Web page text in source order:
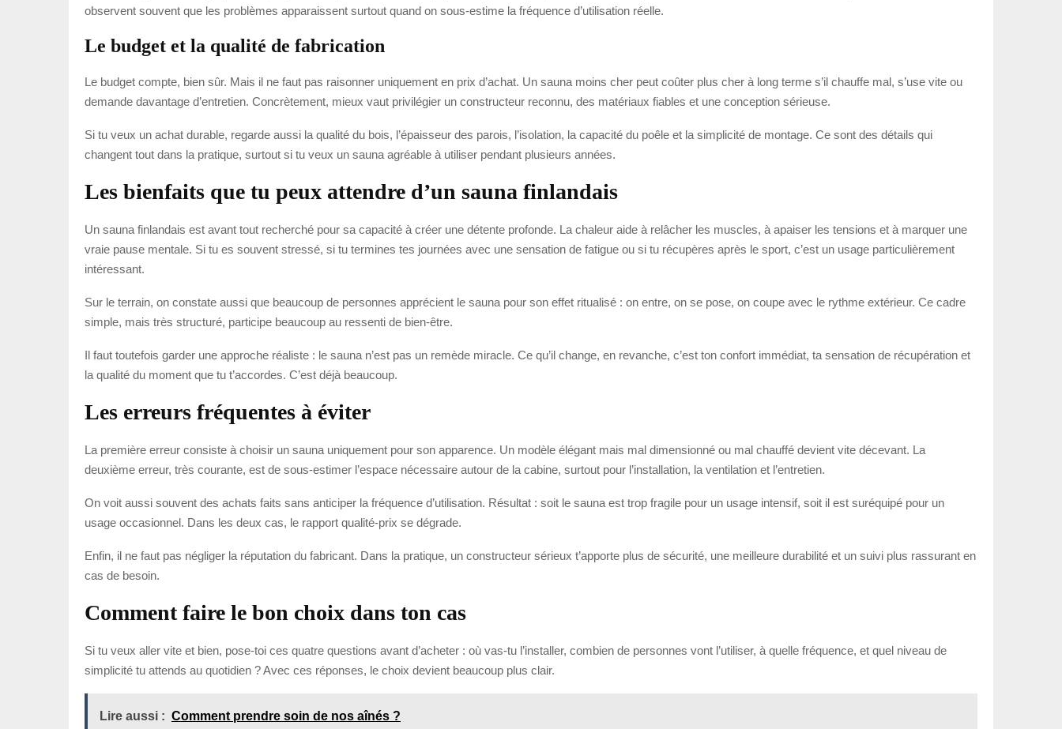
observent souvent que les problèmes apparaissent surtout quand on sous-estime la fréquence d’utilisation réelle.
Le budget et la qualité de fabrication
Le budget compte, bien sûr. Mais il ne faut pas raisonner uniquement en prix d’achat. Un sauna moins cher peut coûter plus cher à long terme s’il chauffe mal, s’use vite ou
demande davantage d’entretien. Concrètement, mieux vaut privilégier un constructeur reconnu, des matériaux fiables et une conception sérieuse.
Si tu veux un achat durable, regarde aussi la qualité du bois, l’épaisseur des parois, l’isolation, la capacité du poêle et la simplicité de montage. Ce sont des détails qui
changent tout dans la pratique, surtout si tu veux un sauna agréable à utiliser pendant plusieurs années.
Les bienfaits que tu peux attendre d’un sauna finlandais
Un sauna finlandais est avant tout recherché pour sa capacité à créer une détente profonde. La chaleur aide à relâcher les muscles, à apaiser les tensions et à marquer une
vraie pause mentale. Si tu es souvent stressé, si tu termines tes journées avec une sensation de fatigue ou si tu récupères après le sport, c’est un usage particulièrement
intéressant.
Sur le terrain, on constate aussi que beaucoup de personnes apprécient le sauna pour son effet ritualisé : on entre, on se pose, on coupe avec le rythme extérieur. Ce cadre
simple, mais très structuré, participe beaucoup au ressenti de bien-être.
Il faut toutefois garder une approche réaliste : le sauna n’est pas un remède miracle. Ce qu’il change, en revanche, c’est ton confort immédiat, ta sensation de récupération et
la qualité du moment que tu t’accordes. C’est déjà beaucoup.
Les erreurs fréquentes à éviter
La première erreur consiste à choisir un sauna uniquement pour son apparence. Un modèle élégant mais mal dimensionné ou mal chauffé devient vite décevant. La
deuxième erreur, très courante, est de sous-estimer l’espace nécessaire autour de la cabine, surtout pour l’installation, la ventilation et l’entretien.
On voit aussi souvent des achats faits sans anticiper la fréquence d’utilisation. Résultat : soit le sauna est trop fragile pour un usage intensif, soit il est suréquipé pour un
usage occasionnel. Dans les deux cas, le rapport qualité-prix se dégrade.
Enfin, il ne faut pas négliger la réputation du fabricant. Dans la pratique, un constructeur sérieux t’apporte plus de sécurité, une meilleure durabilité et un suivi plus rassurant en
cas de besoin.
Comment faire le bon choix dans ton cas
Si tu veux aller vite et bien, pose-toi ces quatre questions avant d’acheter : où vas-tu l’installer, combien de personnes vont l’utiliser, à quelle fréquence, et quel niveau de
simplicité tu attends au quotidien ? Avec ces réponses, le choix devient beaucoup plus clair.
Lire aussi : Comment prendre soin de nos aînés ?